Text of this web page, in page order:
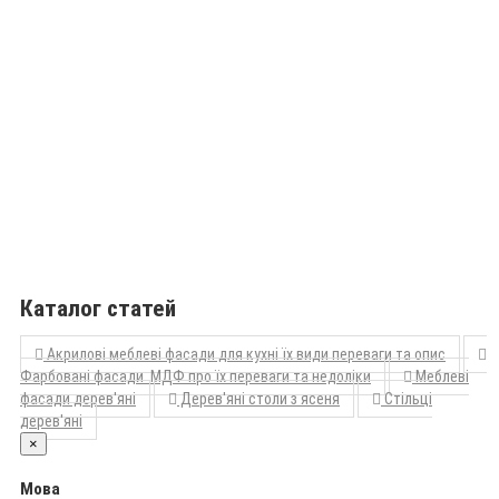
Каталог статей
Акрилові меблеві фасади для кухні їх види переваги та опис
Фарбовані фасади МДФ про їх переваги та недоліки
Меблеві
фасади дерев'яні
Дерев'яні столи з ясеня
Стільці
дерев'яні
×
Мова